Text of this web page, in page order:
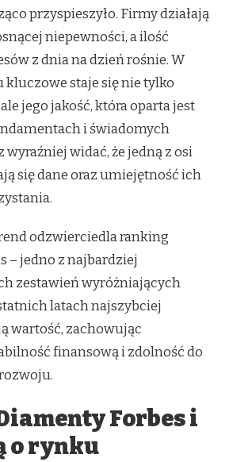
POKAZUJĄ,
GDZIE
DZIŚ
RODZI
SIĘ
WZROST.
DANE
I
ANALITYKA
JAKO
FUNDAMENT
ROZWOJU
przyspieszyło. Firmy działają
niepewności, a ilość
z dnia na dzień rośnie. W
staje się nie tylko
jego jakość, która oparta jest
i świadomych
wyraźniej widać, że jedną z osi
się dane oraz umiejętność ich
odzwierciedla ranking
– jedno z najbardziej
zestawień wyróżniających
latach najszybciej
wartość, zachowując
finansową i zdolność do
Forbes i
o rynku